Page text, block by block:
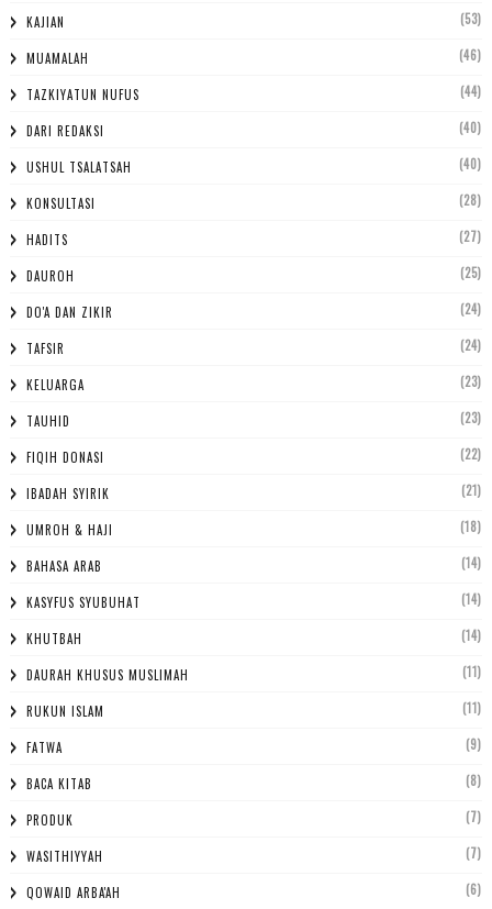
KAJIAN (53)
MUAMALAH (46)
TAZKIYATUN NUFUS (44)
DARI REDAKSI (40)
USHUL TSALATSAH (40)
KONSULTASI (28)
HADITS (27)
DAUROH (25)
DO'A DAN ZIKIR (24)
TAFSIR (24)
KELUARGA (23)
TAUHID (23)
FIQIH DONASI (22)
IBADAH SYIRIK (21)
UMROH & HAJI (18)
BAHASA ARAB (14)
KASYFUS SYUBUHAT (14)
KHUTBAH (14)
DAURAH KHUSUS MUSLIMAH (11)
RUKUN ISLAM (11)
FATWA (9)
BACA KITAB (8)
PRODUK (7)
WASITHIYYAH (7)
QOWAID ARBA'AH (6)